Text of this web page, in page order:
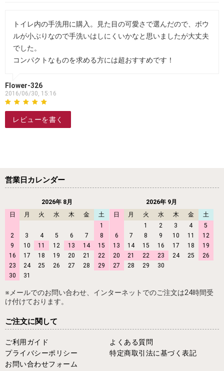
トイレ内の手洗用に購入。見た目の可愛さで選んだので、ボウ
ルが小ぶりなので手洗いはしにくいかなと思いましたが大丈夫
でした。
コンパクトなものを求める方には超おすすめです！
Flower-326
2016/06/30, 15:16
レビューを書く
営業日カレンダー
2026年 8月
日
月 火 水 木 金
土
1
2
3 4 5 6 7
8
9
10 11 12 13 14
15
16
17 18 19 20 21
22
23
24 25 26 27 28
29
30
31
2026年 9月
日
月 火 水 木 金
土
1
2 3 4
5
6
7 8 9 10 11
12
13
14 15 16 17 18
19
20
21 22 23 24 25
26
27
28 29 30
※メールでのお問い合わせ、インターネットでのご注文は24時間受
け付けております。
ご注文に関して
ご利用ガイド
よくある質問
プライバシーポリシー
特定商取引法に基づく表記
お問い合わせフォーム